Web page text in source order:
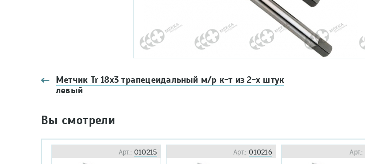
Метчик Tr 18х3 трапецеидальный м/р к-т из 2-х штук
левый
Вы смотрели
Арт.:010215 Арт.:010216 Арт.: